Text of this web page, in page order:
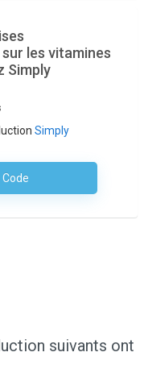
les vitamines
Simply
Simply
CodeN'est Nécessaire
suivants ont